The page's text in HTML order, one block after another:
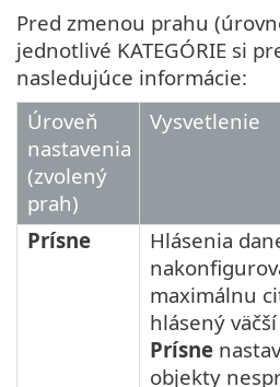
Pred zmenou prahu
jednotlivé KATEGÓRIE si
nasledujúce informácie:
Úroveň
nastavenia
(zvolený
prah)
Vysvetlenie
Prísne
Hlásenia
maximálnu
hlásený
Prísne
objekty